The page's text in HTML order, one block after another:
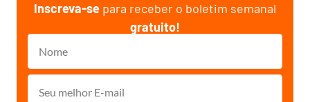
Inscreva-se para receber o boletim semanal
gratuito!